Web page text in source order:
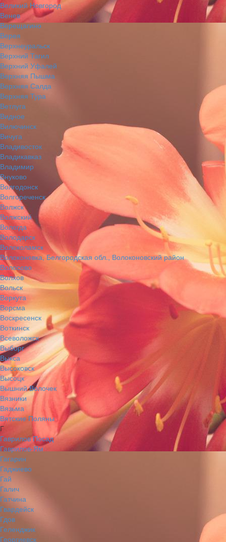
Великий Новгород
Венев
Верещагино
Верея
Верхнеуральск
Верхний Тагил
Верхний Уфалей
Верхняя Пышма
Верхняя Салда
Верхняя Тура
Ветлуга
Видное
Вилючинск
Вичуга
Владивосток
Владикавказ
Владимир
Внуково
Волгодонск
Волгореченск
Волжск
Волжский
Вологда
Володарск
Волоколамск
Волоконовка, Белгородская обл., Волоконовский район
Волосово
Волхов
Вольск
Воркута
Ворсма
Воскресенск
Воткинск
Всеволожск
Выборг
Выкса
Высоковск
Высоцк
Вышний Волочек
Вязники
Вязьма
Вятские Поляны
Г
Гаврилов Посад
Гаврилов-Ям
Гагарин
Гаджиево
Гай
Галич
Гатчина
Гвардейск
Гдов
Геленджик
Георгиевск